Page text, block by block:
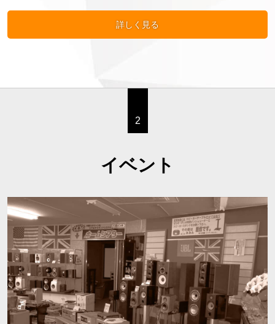
詳しく見る
2
イベント